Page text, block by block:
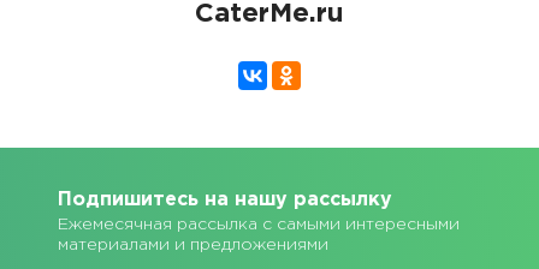
CaterMe.ru
Подпишитесь на нашу рассылку
Ежемесячная рассылка с самыми интересными
материалами и предложениями